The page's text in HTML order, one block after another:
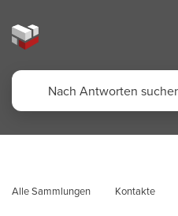
Alle Sammlungen Kontakte